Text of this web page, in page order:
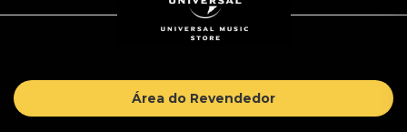
Área do Revendedor